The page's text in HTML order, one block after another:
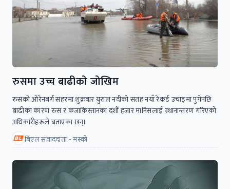
रुसमा उच्च बाढीको जोखिम
रुसको ओरेनबर्ग सहरमा शुक्रबार युराल नदीको सतह नयाँ रेकर्ड उचाइमा पुगेपछि
बाढीका कारण रुस र कजाकिस्तानका दशौँ हजार मानिसलाई स्थानान्तरण गरिएको
अधिकारीहरूले बताएका छन्।
बिएल संवाददाता - मस्को